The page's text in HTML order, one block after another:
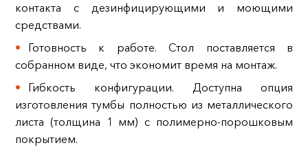
контакта с дезинфицирующими и моющими
средствами.
Готовность к работе. Стол поставляется в
собранном виде, что экономит время на монтаж.
Гибкость конфигурации. Доступна опция
изготовления тумбы полностью из металлического
листа (толщина 1 мм) с полимерно-порошковым
покрытием.